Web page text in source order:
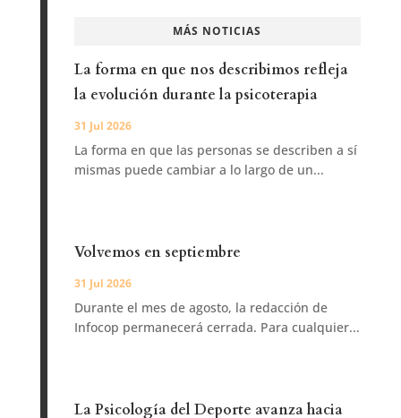
MÁS NOTICIAS
La forma en que nos describimos refleja
la evolución durante la psicoterapia
31 Jul 2026
La forma en que las personas se describen a sí
mismas puede cambiar a lo largo de un...
Volvemos en septiembre
31 Jul 2026
Durante el mes de agosto, la redacción de
Infocop permanecerá cerrada. Para cualquier...
La Psicología del Deporte avanza hacia